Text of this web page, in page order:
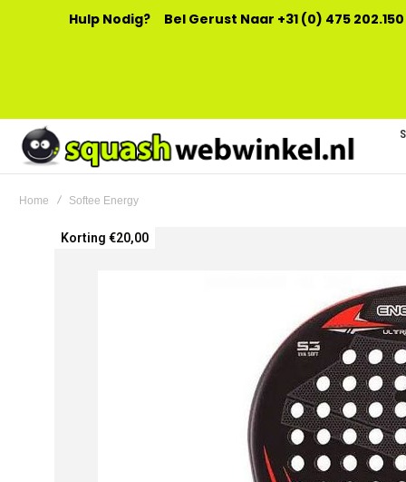
Hulp Nodig? Bel Gerust Naar +31 (0) 475
Home Softee Energy
Ga
Korting €20,00